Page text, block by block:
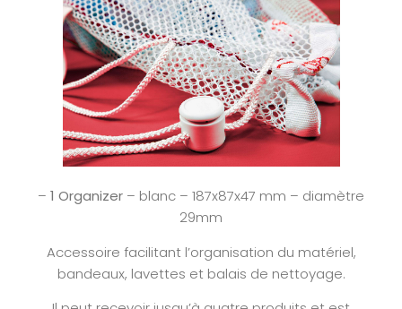
– 1 Organizer – blanc – 187x87x47 mm – diamètre
29mm
Accessoire facilitant l’organisation du matériel,
bandeaux, lavettes et balais de nettoyage.